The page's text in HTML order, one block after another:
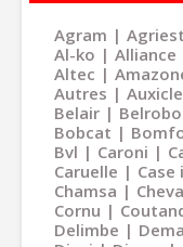
Agram Agriest
Al-ko
Alliance
Altec
Autres
Belair
Bobcat
Bvl
Caroni
Caruelle
Case
Chamsa
Cornu
Delimbe